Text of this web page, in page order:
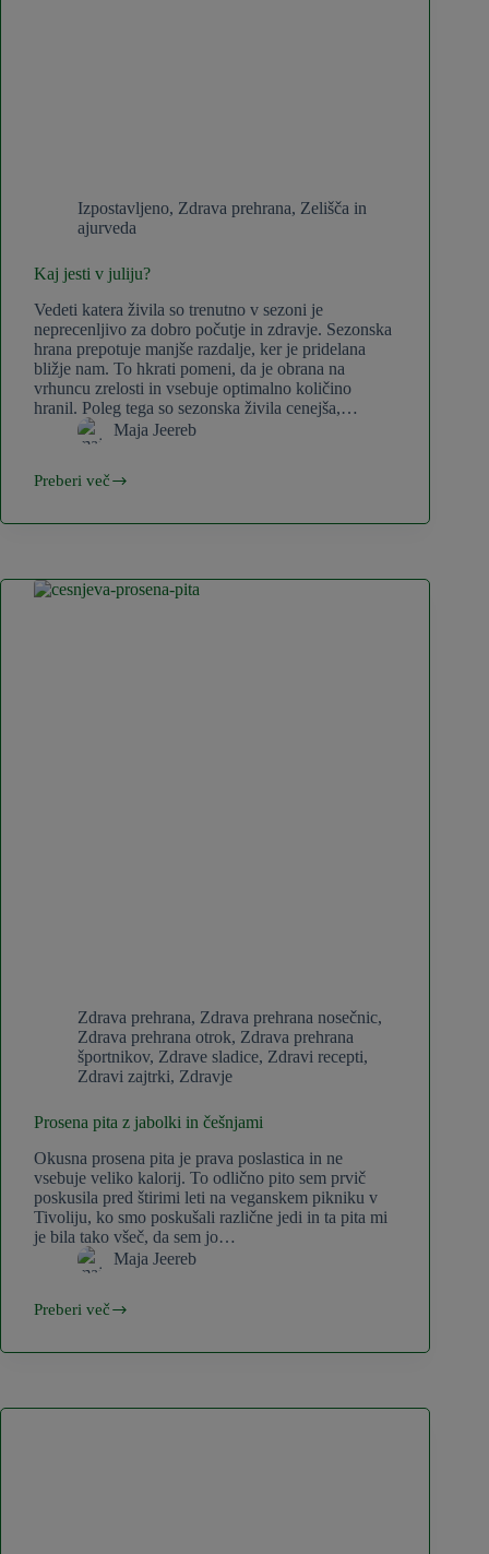
Izpostavljeno, Zdrava prehrana, Zelišča in
ajurveda
Kaj jesti v juliju?
Vedeti katera živila so trenutno v sezoni je
neprecenljivo za dobro počutje in zdravje. Sezonska
hrana prepotuje manjše razdalje, ker je pridelana
bližje nam. To hkrati pomeni, da je obrana na
vrhuncu zrelosti in vsebuje optimalno količino
hranil. Poleg tega so sezonska živila cenejša,…
Maja Jeereb
Preberi več
Kaj
v
Zdrava prehrana, Zdrava prehrana nosečnic,
Zdrava prehrana otrok, Zdrava prehrana
športnikov, Zdrave sladice, Zdravi recepti,
Zdravi zajtrki, Zdravje
Prosena pita z jabolki in češnjami
Okusna prosena pita je prava poslastica in ne
vsebuje veliko kalorij. To odlično pito sem prvič
poskusila pred štirimi leti na veganskem pikniku v
Tivoliju, ko smo poskušali različne jedi in ta pita mi
je bila tako všeč, da sem jo…
Maja Jeereb
Preberi več
Prosena
z
češnjami